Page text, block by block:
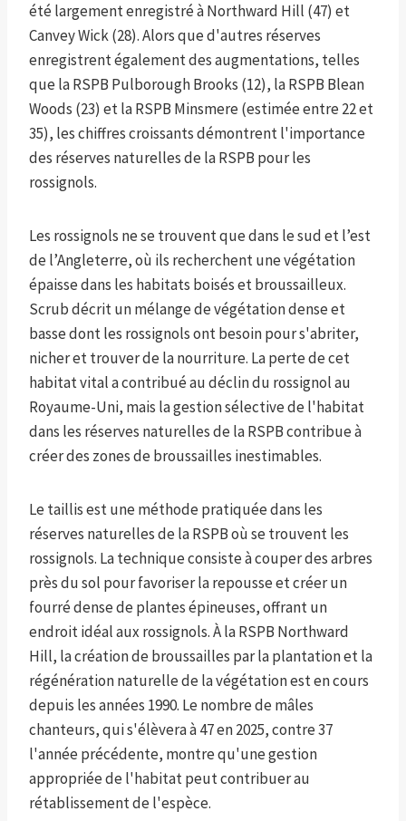
été largement enregistré à Northward Hill (47) et
Canvey Wick (28). Alors que d'autres réserves
enregistrent également des augmentations, telles
que la RSPB Pulborough Brooks (12), la RSPB Blean
Woods (23) et la RSPB Minsmere (estimée entre 22 et
35), les chiffres croissants démontrent l'importance
des réserves naturelles de la RSPB pour les
rossignols.
Les rossignols ne se trouvent que dans le sud et l’est
de l’Angleterre, où ils recherchent une végétation
épaisse dans les habitats boisés et broussailleux.
Scrub décrit un mélange de végétation dense et
basse dont les rossignols ont besoin pour s'abriter,
nicher et trouver de la nourriture. La perte de cet
habitat vital a contribué au déclin du rossignol au
Royaume-Uni, mais la gestion sélective de l'habitat
dans les réserves naturelles de la RSPB contribue à
créer des zones de broussailles inestimables.
Le taillis est une méthode pratiquée dans les
réserves naturelles de la RSPB où se trouvent les
rossignols. La technique consiste à couper des arbres
près du sol pour favoriser la repousse et créer un
fourré dense de plantes épineuses, offrant un
endroit idéal aux rossignols. À la RSPB Northward
Hill, la création de broussailles par la plantation et la
régénération naturelle de la végétation est en cours
depuis les années 1990. Le nombre de mâles
chanteurs, qui s'élèvera à 47 en 2025, contre 37
l'année précédente, montre qu'une gestion
appropriée de l'habitat peut contribuer au
rétablissement de l'espèce.